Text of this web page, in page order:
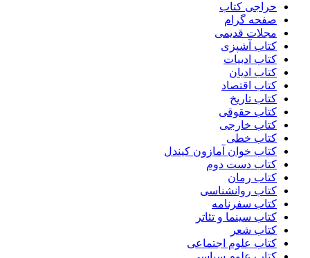
حراجی کتاب
صفحه گرام
مجلات قدیمی
کتاب آشپزی
کتاب ادبیات
کتاب ادیان
کتاب اقتصاد
کتاب تاریخ
کتاب حقوقی
کتاب خارجی
کتاب خطی
کتاب خوان آمازون کیندل
کتاب دست دوم
کتاب رمان
کتاب روانشناسی
کتاب سفرنامه
کتاب سینما و تئاتر
کتاب شعر
کتاب علوم اجتماعی